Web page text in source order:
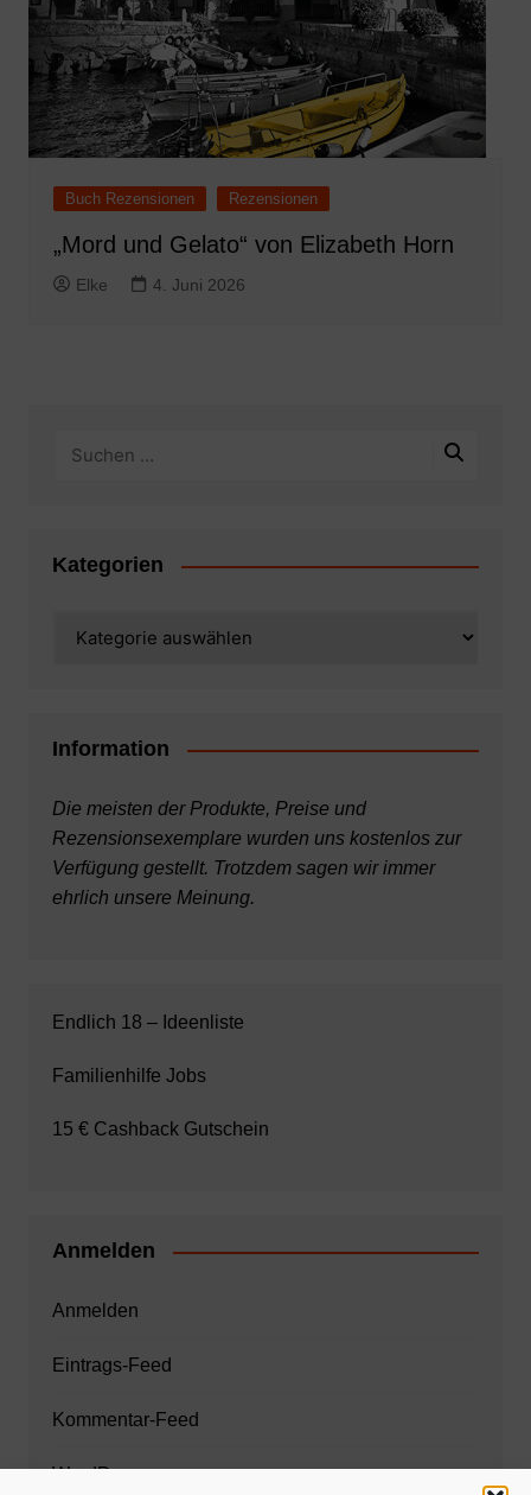
Buch Rezensionen Rezensionen
„Mord und Gelato“ von Elizabeth Horn
Elke 4. Juni 2026
Kategorien
Information
Die meisten der Produkte, Preise und
Rezensionsexemplare wurden uns kostenlos zur
Verfügung gestellt. Trotzdem sagen wir immer
ehrlich unsere Meinung.
Endlich 18 – Ideenliste
Familienhilfe Jobs
15 € Cashback Gutschein
Anmelden
Anmelden
Eintrags-Feed
Kommentar-Feed
WordPress.org